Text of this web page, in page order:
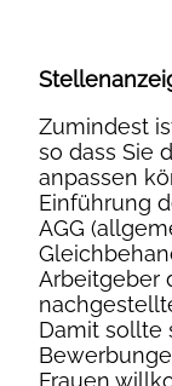
Zumindest
so dass Sie
anpassen
Einführung
AGG
Arbeitgeber
Damit sollte